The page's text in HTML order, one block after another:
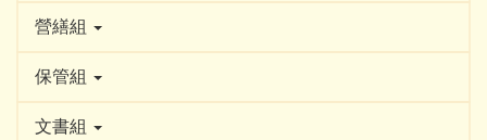
營繕組
保管組
文書組